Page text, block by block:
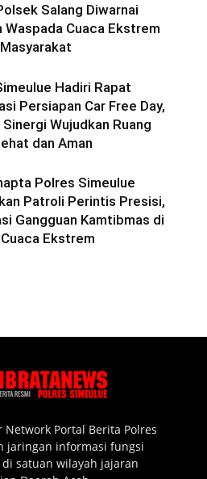
Salang Diwarnai
Waspada Cuaca Ekstrem
Hadiri Rapat
Persiapan Car Free Day,
Wujudkan Ruang
dan Aman
Polres Simeulue
Patroli Perintis Presisi,
Gangguan Kamtibmas di
Ekstrem
Portal Berita Polres
jaringan informasi fungsi
satuan wilayah jajaran